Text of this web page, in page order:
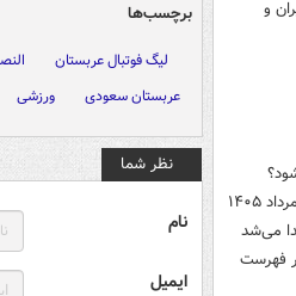
و
می‌شد
در فهرست
برچسب‌ها
لیگ فوتبال عربستان
عربستان سعودی
ورزشی
نظر شما
نام
ایمیل